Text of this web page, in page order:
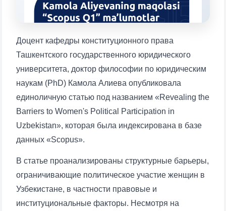
Доцент кафедры конституционного права
Ташкентского государственного юридического
университета, доктор философии по юридическим
наукам (PhD) Камола Алиева опубликовала
единоличную статью под названием «Revealing the
Barriers to Women's Political Participation in
Uzbekistan», которая была индексирована в базе
данных «Scopus».
В статье проанализированы структурные барьеры,
ограничивающие политическое участие женщин в
Узбекистане, в частности правовые и
институциональные факторы. Несмотря на
4. Собеседование (магистр) (5)
6. Онлайн-заявки (15) 7. Колл-центр (4)
8. Квота (бакалавриат) (1)
✉️ Написать администратору